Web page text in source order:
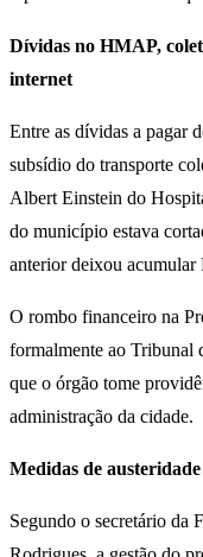
Dívidas no HMAP,
internet
Entre as dívidas a pagar
subsídio do transporte
Albert Einstein do
do município estava
anterior deixou
O rombo financeiro na
formalmente ao Tribunal
que o órgão tome
administração da cidade.
Medidas de austeridade
Segundo o secretário da